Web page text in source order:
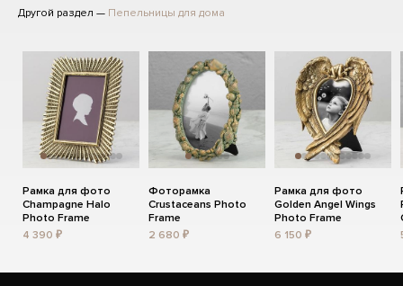
Другой раздел — Пепельницы для дома
Рамка для фото
Champagne Halo
Photo Frame
4 390 ₽
Фоторамка
Crustaceans Photo
Frame
2 680 ₽
Рамка для фото
Golden Angel Wings
Photo Frame
6 150 ₽